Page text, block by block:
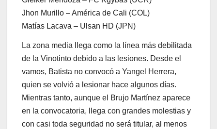
Jhon Murillo – América de Cali (COL)
Matías Lacava – Ulsan HD (JPN)
La zona media llega como la línea más debilitada
de la Vinotinto debido a las lesiones. Desde el
vamos, Batista no convocó a Yangel Herrera,
quien se volvió a lesionar hace algunos días.
Mientras tanto, aunque el Brujo Martínez aparece
en la convocatoria, llega con grandes molestias y
con casi toda seguridad no será titular, al menos